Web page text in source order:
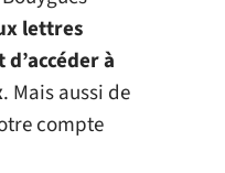
lettres
à
. Mais aussi de
compte